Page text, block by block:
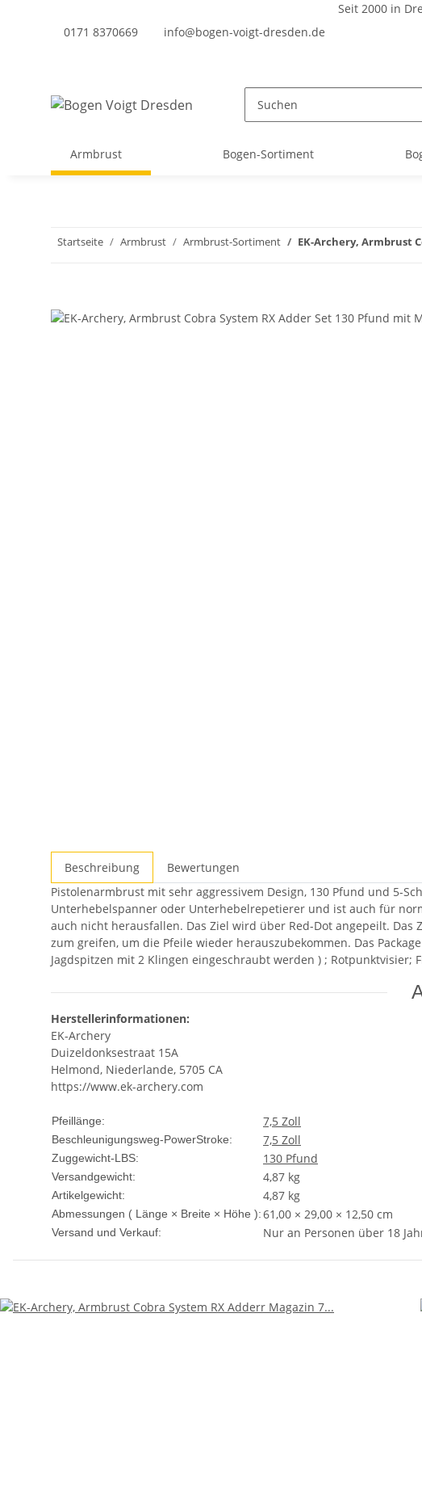
0171 8370669 info@bogen-voigt-dresden.de
Seit 2000 in
Armbrust Bogen-Sortiment
Startseite Armbrust Armbrust-Sortiment EK-Archery, Armbrust
Beschreibung
Bewertungen
Pistolenarmbrust mit sehr aggressivem Design, 130 Pfund und 5-
Unterhebelspanner oder Unterhebelrepetierer und ist auch für
auch nicht herausfallen. Das Ziel wird über Red-Dot angepeilt.
zum greifen, um die Pfeile wieder herauszubekommen. Das
Jagdspitzen mit 2 Klingen eingeschraubt werden ) ;
Herstellerinformationen:
EK-Archery
Duizeldonksestraat 15A
Helmond, Niederlande, 5705 CA
https://www.ek-archery.com
Pfeillänge: 7,5 Zoll
Beschleunigungsweg-PowerStroke: 7,5 Zoll
Zuggewicht-LBS: 130 Pfund
Versandgewicht: 4,87 kg
Artikelgewicht: 4,87 kg
Abmessungen ( Länge × Breite × Höhe ):61,00 × 29,00 × 12,50 cm
Versand und Verkauf: Nur an Personen über 18